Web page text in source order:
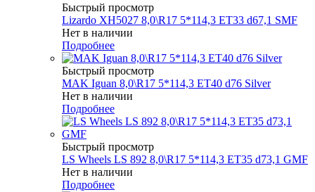
Быстрый просмотр
Lizardo XH5027 8,0\R17 5*114,3 ET33 d67,1 SMF
Нет в наличии
Подробнее
Быстрый просмотр
MAK Iguan 8,0\R17 5*114,3 ET40 d76 Silver
Нет в наличии
Подробнее
Быстрый просмотр
LS Wheels LS 892 8,0\R17 5*114,3 ET35 d73,1 GMF
Нет в наличии
Подробнее